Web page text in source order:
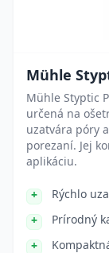
Mühle
Mühle Styptic
určená na
uzatvára póry
porezaní. Jej
aplikáciu.
Rýchlo
Prírodný